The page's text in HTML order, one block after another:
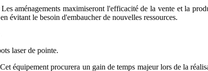
Les aménagements maximiseront l'efficacité de la vente et la
évitant le besoin d'embaucher de nouvelles ressources.
laser de pointe.
Cet équipement procurera un gain de temps majeur lors de la